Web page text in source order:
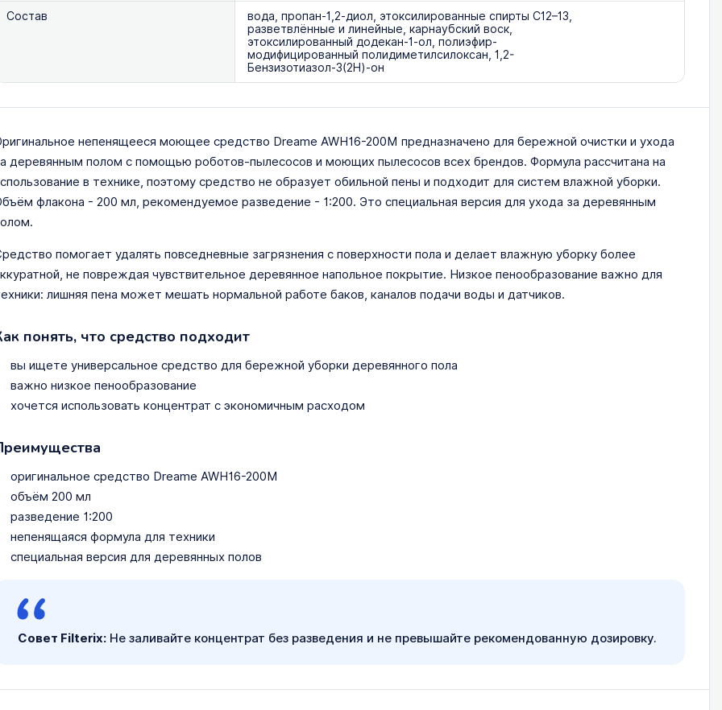
Состав
вода, пропан-1,2-диол, этоксилированные спирты C12–13,
разветвлённые и линейные, карнаубский воск,
этоксилированный додекан-1-ол, полиэфир-
модифицированный полидиметилсилоксан, 1,2-
Бензизотиазол-3(2H)-он
непенящееся моющее средство Dreame AWH16-200M предназначено для бережной очистки и ухода
деревянным полом с помощью роботов-пылесосов и моющих пылесосов всех брендов. Формула рассчитана на
в технике, поэтому средство не образует обильной пены и подходит для систем влажной уборки.
флакона - 200 мл, рекомендуемое разведение - 1:200. Это специальная версия для ухода за деревянным
помогает удалять повседневные загрязнения с поверхности пола и делает влажную уборку более
не повреждая чувствительное деревянное напольное покрытие. Низкое пенообразование важно для
лишняя пена может мешать нормальной работе баков, каналов подачи воды и датчиков.
понять, что средство подходит
вы ищете универсальное средство для бережной уборки деревянного пола
важно низкое пенообразование
хочется использовать концентрат с экономичным расходом
оригинальное средство Dreame AWH16-200M
объём 200 мл
разведение 1:200
непенящаяся формула для техники
специальная версия для деревянных полов
Совет Filterix:Не заливайте концентрат без разведения и не превышайте рекомендованную дозировку.